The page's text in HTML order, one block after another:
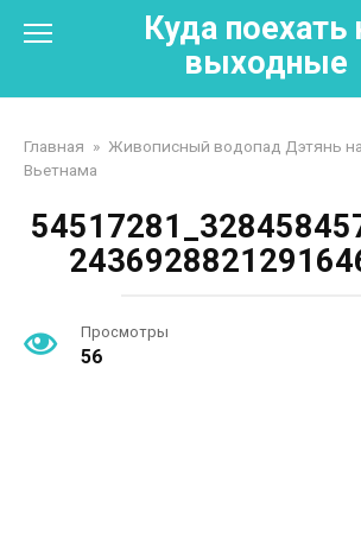
Куда поехать
выходные
Главная » Живописный водопад Дэтянь на
Вьетнама
Просмотры
56